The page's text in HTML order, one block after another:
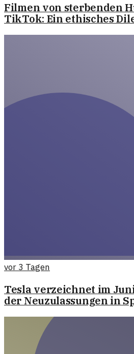
Filmen von sterbenden
TikTok: Ein ethisches
vor 3 Tagen
Tesla verzeichnet im
der Neuzulassungen in